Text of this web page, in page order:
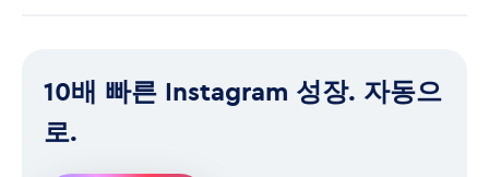
10배 빠른 Instagram 성장. 자동으
로.